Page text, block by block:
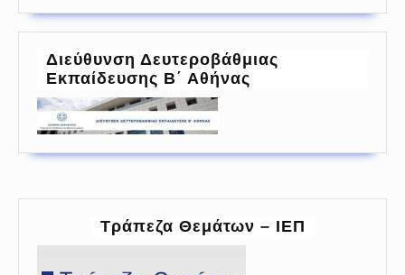
του
Δήμου
Αγίας
Παρασκευής
Διεύθυνση Δευτεροβάθμιας
Εκπαίδευσης Β΄ Αθήνας
Τράπεζα Θεμάτων – ΙΕΠ